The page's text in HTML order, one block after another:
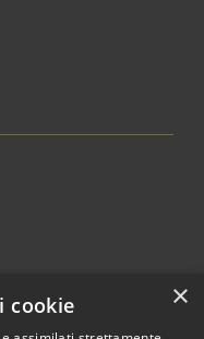
×
cookie